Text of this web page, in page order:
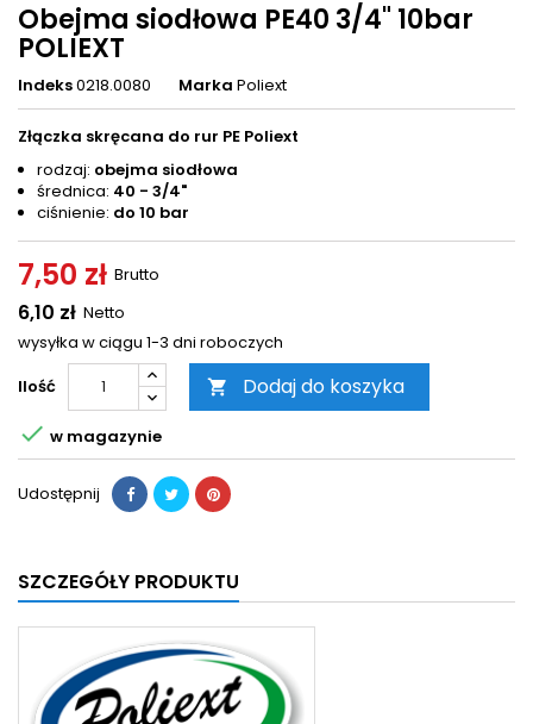
Obejma siodłowa PE40 3/4" 10bar
POLIEXT
Indeks0218.0080 Marka Poliext
Złączka skręcana do rur PE Poliext
rodzaj: obejma siodłowa
średnica: 40 - 3/4"
ciśnienie: do 10 bar
7,50 zł Brutto
6,10 zł Netto
wysyłka w ciągu 1-3 dni roboczych
Ilość
 Dodaj do koszyka
 w magazynie
Udostępnij
SZCZEGÓŁY PRODUKTU